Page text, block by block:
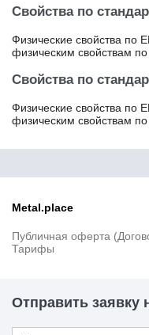
20Х23Н18
20ХГНМ
20ХГНР
20ХГНТР
20ХГСА
20ХМ
20ХН2М
20ХН3А
20ХНР
20ХФР
22CrMoS3-5
22MnB4
Свойства по
Физические свойства по
физическим свойствам
Свойства по
Физические свойства по
физическим свойствам
Metal.place
Публичная оферта
Тарифы
Отправить заявку